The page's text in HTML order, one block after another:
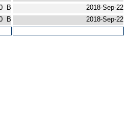
B
2018-Sep-22
B 2018-Sep-22